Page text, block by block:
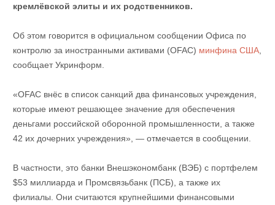
кремлёвской элиты и их родственников.
Об этом говорится в официальном сообщении Офиса по
контролю за иностранными активами (OFAC) минфина США,
сообщает Укринформ.
«OFAC внёс в список санкций два финансовых учреждения,
которые имеют решающее значение для обеспечения
деньгами российской оборонной промышленности, а также
42 их дочерних учреждения», — отмечается в сообщении.
В частности, это банки Внешэкономбанк (ВЭБ) с портфелем
$53 миллиарда и Промсвязьбанк (ПСБ), а также их
филиалы. Они считаются крупнейшими финансовыми